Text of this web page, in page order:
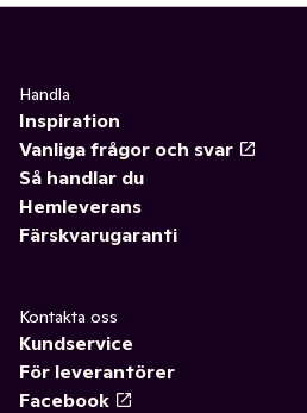
Handla
Inspiration
Vanliga frågor och svar
Så handlar du
Hemleverans
Färskvarugaranti
Kontakta oss
Kundservice
För leverantörer
Facebook